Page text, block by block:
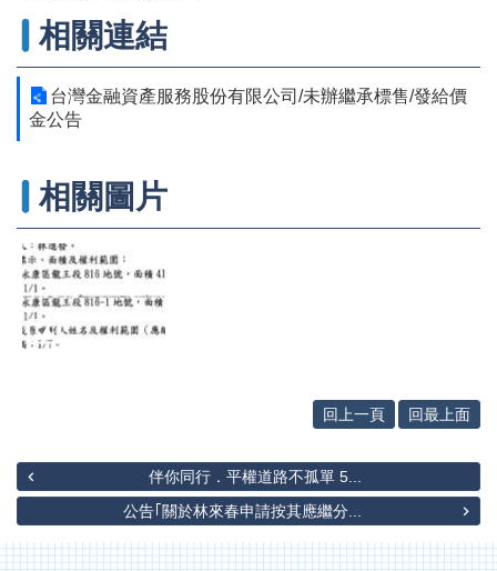
申
辦
與
查
民
務
民
意
交
專
區
主
題
相關連結
台灣金融資產服務股份有限公司/未辦繼承標售/發給價
金公告
相關圖片
回上一頁 回最上面
伴你同行．平權道路不孤單 5...
公告｢關於林來春申請按其應繼分...